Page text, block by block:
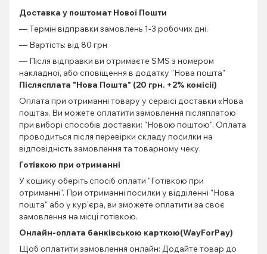
Доставка у поштомат Нової Пошти
— Термін відправки замовлень 1-3 робочих дні.
— Вартість: від 80 грн
— Після відправки ви отримаєте SMS з номером
накладної, або сповіщення в додатку "Нова пошта"
Післясплата "Нова Пошта" (20 грн. +2% комісії)
Оплата при отриманні товару у сервісі доставки «Нова
пошта». Ви можете оплатити замовлення післяплатою
при виборі способів доставки: "Новою поштою". Оплата
проводиться після перевірки складу посилки на
відповідність замовлення та товарному чеку.
Готівкою при отриманні
У кошику оберіть спосіб оплати "Готівкою при
отриманні". При отриманні посилки у відділенні "Нова
пошта" або у кур'єра, ви зможете оплатити за своє
замовлення на місці готівкою.
Онлайн-оплата банківською карткою(WayForPay)
Щоб оплатити замовлення онлайн: Додайте товар до